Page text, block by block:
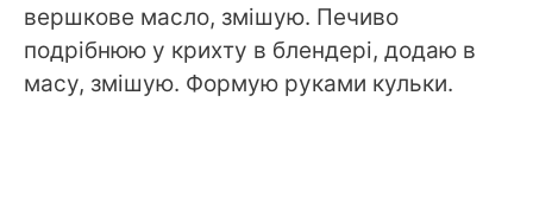
вершкове масло, змішую. Печиво
подрібнюю у крихту в блендері, додаю в
масу, змішую. Формую руками кульки.